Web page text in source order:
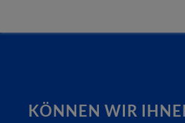
KÖNNEN WIR